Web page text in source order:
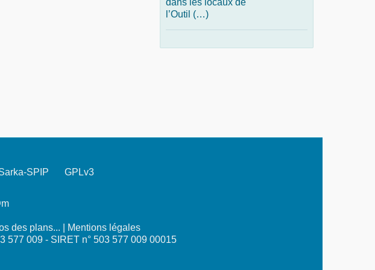
dans les locaux de
l’Outil (…)
SPIP GPLv3
des plans...
Mentions légales
577 009 - SIRET n° 503 577 009 00015